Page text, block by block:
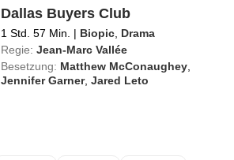
Dallas Buyers Club
1 Std. 57 Min. | Biopic Drama
Regie: Jean-Marc Vallée
Besetzung: Matthew McConaughey
Jennifer Garner,Jared Leto